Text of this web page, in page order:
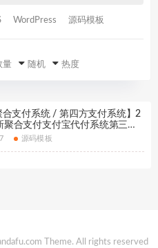
WordPress 源码模板
量 随机 热度
合支付系统 / 第四方支付系统】2
聚合支付支付宝代付系统第三方
支付系统兼容SDK
源码模板
Theme. All rights reserved